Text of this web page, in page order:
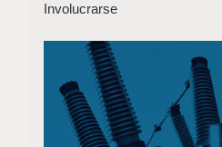
Involucrarse